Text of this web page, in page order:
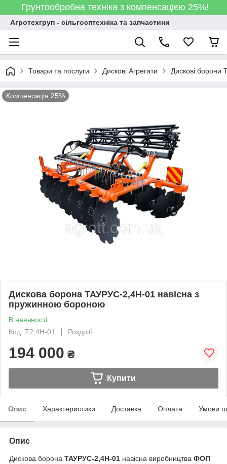
Грунтообробна техніка з компенсацією 25%!
Агротехгруп - сільгосптехніка та запчастини
Товари та послуги Дискові Агрегати Дискові борони
Компенсація 25%
Дискова борона ТАУРУС-2,4Н-01 навісна з
пружинною бороною
В наявності
Код: Т2,4Н-01
Роздріб
194 000 ₴
Купити
Опис Характеристики Доставка Оплата Умови
Опис
Дискова борона ТАУРУС-2,4Н-01 навісна виробництва ФОП